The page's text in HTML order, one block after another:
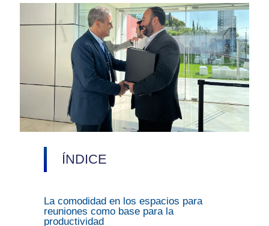
ÍNDICE
La comodidad en los espacios para
reuniones como base para la
productividad